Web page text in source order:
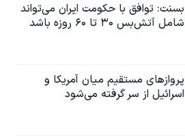
بسنت: توافق با حکومت ایران می‌تواند
شامل آتش‌بس ۳۰ تا ۶۰ روزه باشد
پروازهای مستقیم میان آمریکا و
اسرائیل از سر گرفته می‌شود